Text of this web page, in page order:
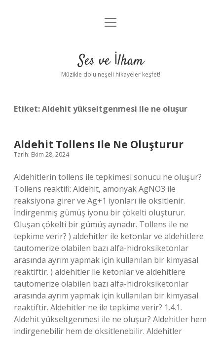
Anasayfa
Yasal Uyarı
menüyü
Ses ve İlham
Müzikle dolu neşeli hikayeler keşfet!
Etiket:Aldehit yükseltgenmesi ile ne oluşur
Aldehit Tollens Ile Ne Oluşturur
Tarih: Ekim 28, 2024
Aldehitlerin tollens ile tepkimesi sonucu ne oluşur?
Tollens reaktifi: Aldehit, amonyak AgNO3 ile
reaksiyona girer ve Ag+1 iyonları ile oksitlenir.
İndirgenmiş gümüş iyonu bir çökelti oluşturur.
Oluşan çökelti bir gümüş aynadır. Tollens ile ne
tepkime verir? ) aldehitler ile ketonlar ve aldehitlere
tautomerize olabilen bazı alfa-hidroksiketonlar
arasında ayrım yapmak için kullanılan bir kimyasal
reaktiftir. ) aldehitler ile ketonlar ve aldehitlere
tautomerize olabilen bazı alfa-hidroksiketonlar
arasında ayrım yapmak için kullanılan bir kimyasal
reaktiftir. Aldehitler ne ile tepkime verir? 1.4.1.
Aldehit yükseltgenmesi ile ne oluşur? Aldehitler hem
indirgenebilir hem de oksitlenebilir. Aldehitler